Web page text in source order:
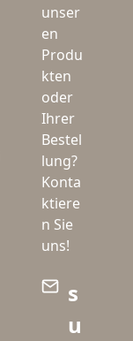
unser
en
Produ
kten
oder
Ihrer
Bestel
lung?
Konta
ktiere
n Sie
uns!
s
u